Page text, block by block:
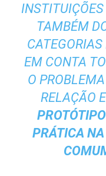
TAMBÉM
EM CONTA
O
RELAÇÃO
PRÁTICA